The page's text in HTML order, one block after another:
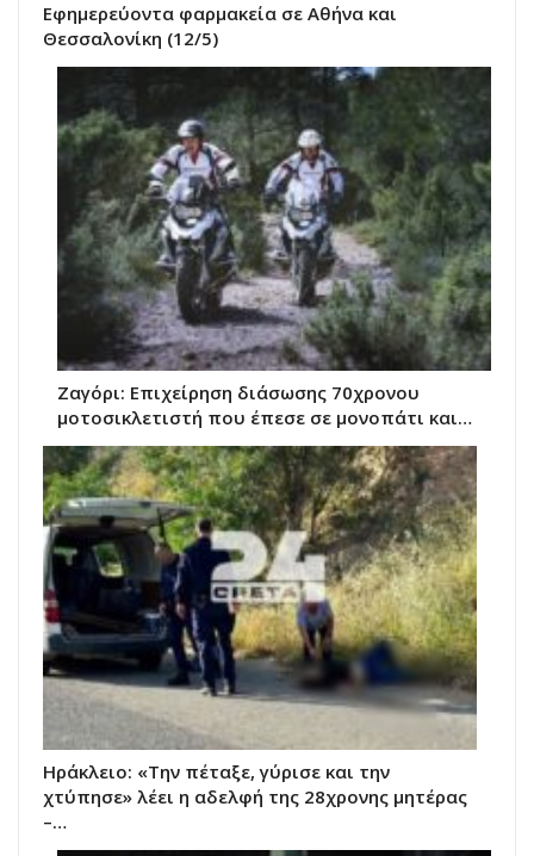
Εφημερεύοντα φαρμακεία σε Αθήνα και
Θεσσαλονίκη (12/5)
Ζαγόρι: Επιχείρηση διάσωσης 70χρονου
μοτοσικλετιστή που έπεσε σε μονοπάτι και…
Ηράκλειο: «Την πέταξε, γύρισε και την
χτύπησε» λέει η αδελφή της 28χρονης μητέρας
–…